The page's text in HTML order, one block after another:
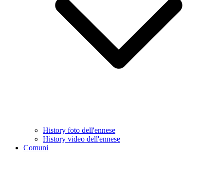
History foto dell'ennese
History video dell'ennese
Comuni